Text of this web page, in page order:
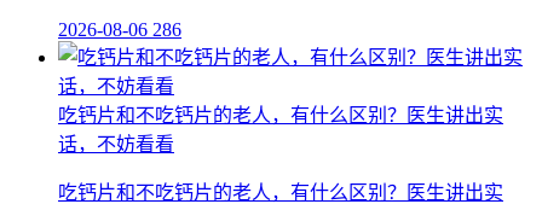
2026-08-06 286
吃钙片和不吃钙片的老人，有什么区别？医生讲出实
话，不妨看看
吃钙片和不吃钙片的老人，有什么区别？医生讲出实